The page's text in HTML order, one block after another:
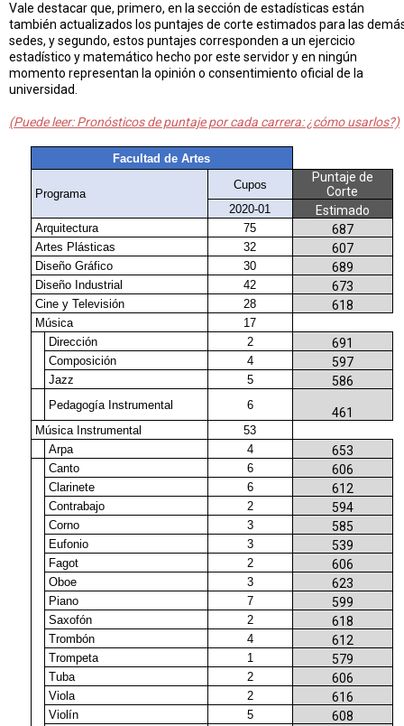
Vale destacar que, primero, en la sección de estadísticas están
también actualizados los puntajes de corte estimados para las
sedes, y segundo, estos puntajes corresponden a un ejercicio
estadístico y matemático hecho por este servidor y en ningún
momento representan la opinión o consentimiento oficial de la
universidad.
(Puede leer: Pronósticos de puntaje por cada carrera: ¿cómo usarlos?)
Facultad de Artes
Programa
Cupos
Puntaje de
Corte
2020-01 Estimado
Arquitectura 75 687
Artes Plásticas 32 607
Diseño Gráfico 30 689
Diseño Industrial 42 673
Cine y Televisión 28 618
Música
17
Dirección
2 691
Composición 4 597
Jazz 5 586
Pedagogía Instrumental 6
461
Música Instrumental
53
Arpa
4 653
Canto 6 606
Clarinete 6 612
Contrabajo 2 594
Corno 3 585
Eufonio 3 539
Fagot 2 606
Oboe 3 623
Piano 7 599
Saxofón 2 618
Trombón 4 612
Trompeta 1 579
Tuba 2 606
Viola 2 616
Violín 5 608